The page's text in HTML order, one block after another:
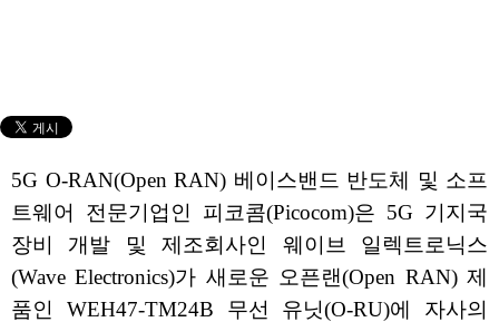
5G O-RAN(Open RAN) 베이스밴드 반도체 및 소프
트웨어 전문기업인 피코콤(Picocom)은 5G 기지국
장비 개발 및 제조회사인 웨이브 일렉트로닉스
(Wave Electronics)가 새로운 오픈랜(Open RAN) 제
품인 WEH47-TM24B 무선 유닛(O-RU)에 자사의